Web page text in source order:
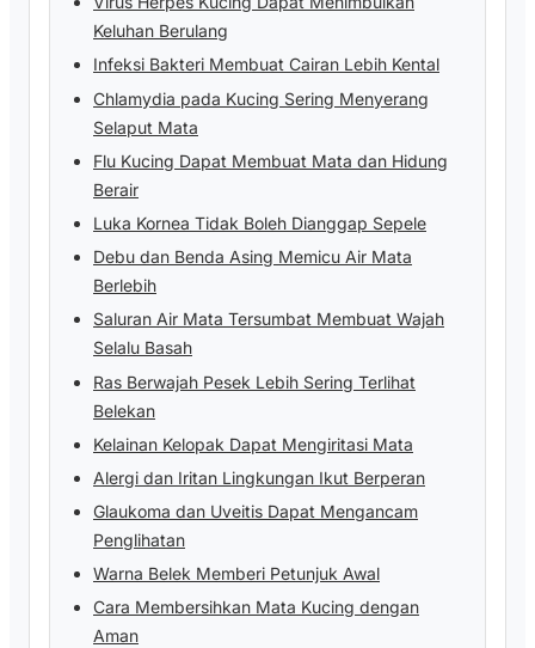
Keluhan Berulang
Infeksi Bakteri Membuat Cairan Lebih Kental
Chlamydia pada Kucing Sering Menyerang
Selaput Mata
Flu Kucing Dapat Membuat Mata dan Hidung
Berair
Luka Kornea Tidak Boleh Dianggap Sepele
Debu dan Benda Asing Memicu Air Mata
Berlebih
Saluran Air Mata Tersumbat Membuat Wajah
Selalu Basah
Ras Berwajah Pesek Lebih Sering Terlihat
Belekan
Kelainan Kelopak Dapat Mengiritasi Mata
Alergi dan Iritan Lingkungan Ikut Berperan
Glaukoma dan Uveitis Dapat Mengancam
Penglihatan
Warna Belek Memberi Petunjuk Awal
Cara Membersihkan Mata Kucing dengan
Aman